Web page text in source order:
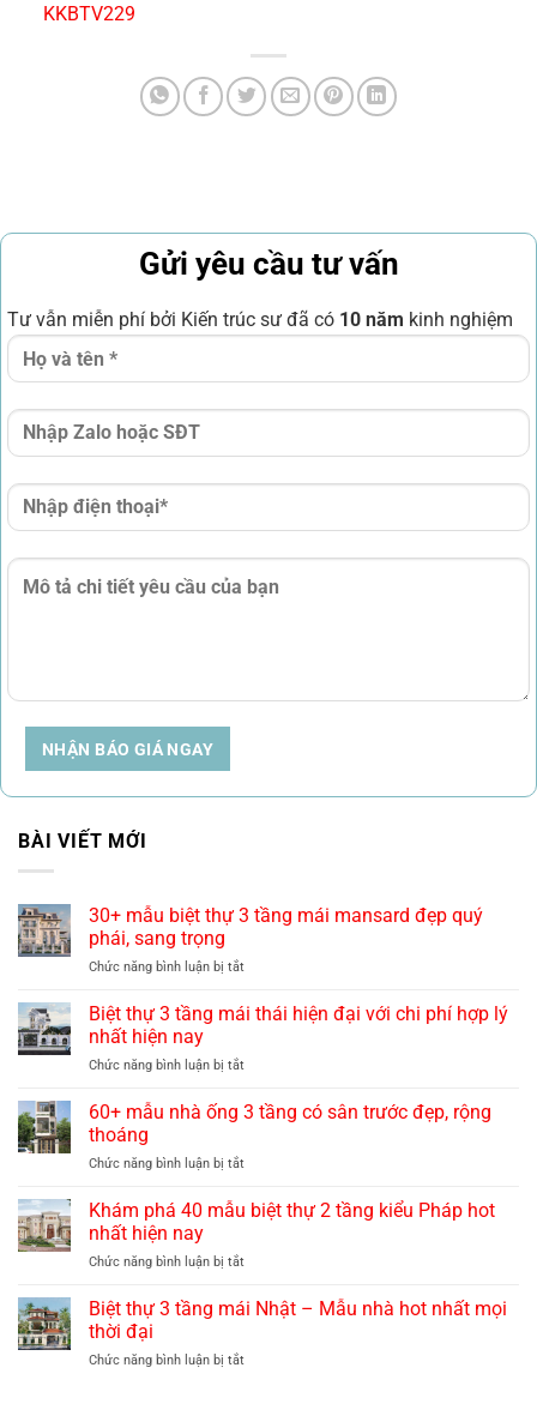
KKBTV229
Gửi yêu cầu tư vấn
Tư vẫn miễn phí bởi Kiến trúc sư đã có 10 năm kinh nghiệm
NHẬN BÁO GIÁ NGAY
BÀI VIẾT MỚI
30+ mẫu biệt thự 3 tầng mái mansard đẹp quý
phái, sang trọng
Chức năng bình luận bị tắtở
mẫu
3
mái
quý
sang
Biệt thự 3 tầng mái thái hiện đại với chi phí hợp lý
nhất hiện nay
Chức năng bình luận bị tắtở
thự
mái
hiện
chi
hợp
hiện
60+ mẫu nhà ống 3 tầng có sân trước đẹp, rộng
thoáng
Chức năng bình luận bị tắtở
mẫu
3
có
đẹp,
Khám phá 40 mẫu biệt thự 2 tầng kiểu Pháp hot
nhất hiện nay
Chức năng bình luận bị tắtở
phá
biệt
Biệt thự 3 tầng mái Nhật – Mẫu nhà hot nhất mọi
thời đại
Chức năng bình luận bị tắtở